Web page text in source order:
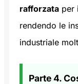
rafforzata per
rendendo le
industriale
Parte 4.